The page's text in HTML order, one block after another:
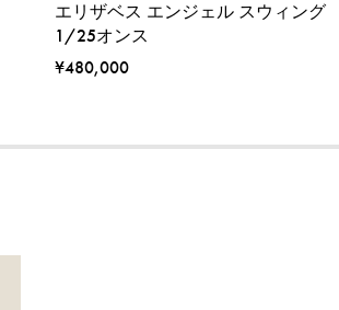
エリザベス エンジェル スウィング
1/25オンス
¥480,000